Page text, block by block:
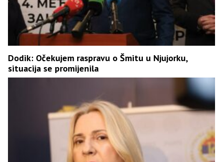
Dodik: Očekujem raspravu o Šmitu u Njujorku,
situacija se promijenila